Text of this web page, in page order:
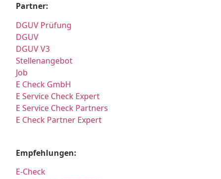
Partner:
DGUV Prüfung
DGUV
DGUV V3
Stellenangebot
Job
E Check GmbH
E Service Check Expert
E Service Check Partners
E Check Partner Expert
Empfehlungen:
E-Check